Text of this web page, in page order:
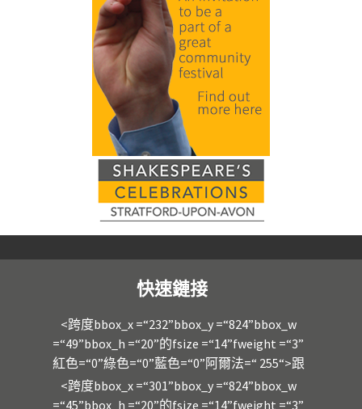
快速鏈接
<跨度bbox_x =“232”bbox_y =“824”bbox_w
=“49”bbox_h =“20”的fsize =“14”fweight =“3”
紅色=“0”綠色=“0”藍色=“0”阿爾法=“ 255“>跟
<跨度bbox_x =“301”bbox_y =“824”bbox_w
=“45”bbox_h =“20”的fsize =“14”fweight =“3”